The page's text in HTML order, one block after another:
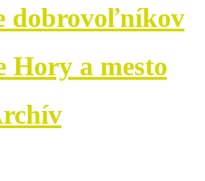
dobrovoľníkov
Hory a mesto